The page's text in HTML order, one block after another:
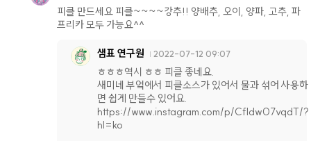
피클 만드세요 피클~~~~강추!! 양배추, 오이, 양파, 고추, 파
프리카 모두 가능요^^
샘표 연구원 2022-07-12 09:07
ㅎㅎㅎ역시 ㅎㅎ 피클 좋네요.
새미네 부엌에서 피클소스가 있어서 물과 섞어 사용하
면 쉽게 만들수 있어요.
https://www.instagram.com/p/CfIdw07vqdT/?
hl=ko